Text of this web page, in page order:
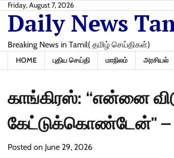
Skip
content
Friday, August 7, 2026
Daily News
Breaking News in Tamil( தமிழ் செய்திகள்)
HOME புதிய செய்தி மாநிலம் அரசியல்
காங்கிரஸ்: “என்னை
கேட்டுக்கொண்டேன்" –
Posted on June 29, 2026